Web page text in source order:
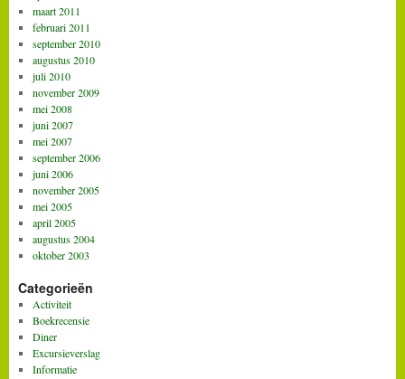
maart 2011
februari 2011
september 2010
augustus 2010
juli 2010
november 2009
mei 2008
juni 2007
mei 2007
september 2006
juni 2006
november 2005
mei 2005
april 2005
augustus 2004
oktober 2003
Categorieën
Activiteit
Boekrecensie
Diner
Excursieverslag
Informatie